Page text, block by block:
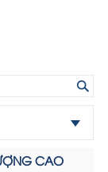
CAO